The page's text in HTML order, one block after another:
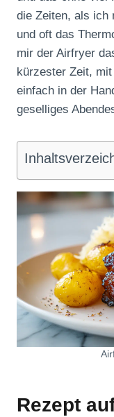
die Zeiten, als ich
und oft das
mir der Airfryer
kürzester Zeit,
einfach in der
geselliges
Rezept